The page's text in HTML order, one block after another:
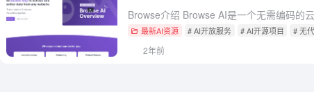
最新AI资源 # AI开放服务 # AI开源项目 # 无
2年前